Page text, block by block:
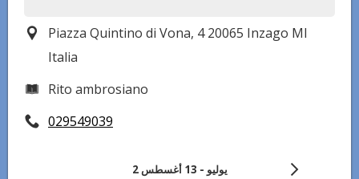
Piazza Quintino di Vona, 4 20065 Inzago MI
Italia
Rito ambrosiano
029549039
2 يوليو - 13 أغسطس